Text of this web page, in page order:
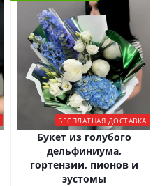
БЕСПЛАТНАЯ ДОСТАВКА
Букет из голубого
дельфиниума,
гортензии, пионов и
эустомы